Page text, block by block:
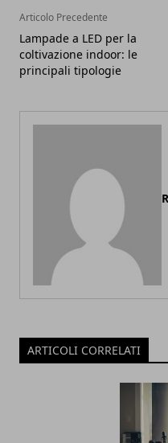
Articolo Precedente
Lampade a LED per la
coltivazione indoor: le
principali tipologie
ARTICOLI CORRELATI